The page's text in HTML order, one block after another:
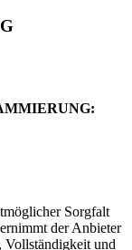
Sorgfalt
der Anbieter
Vollständigkeit und